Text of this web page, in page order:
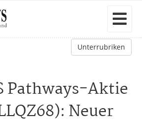
Unterrubriken
Pathways-Aktie
Neuer